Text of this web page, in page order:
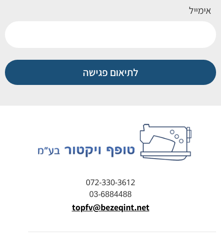
אימייל
לתיאום פגישה
072-330-3612
03-6884488
topfv@bezeqint.net